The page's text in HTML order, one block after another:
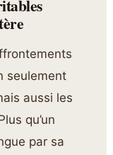
seulement
aussi les
qu’un
par sa